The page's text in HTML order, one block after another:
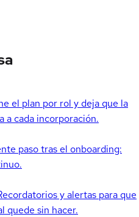
el plan por rol y deja que la
a cada incorporación.
paso tras el onboarding:
y alertas para que
quede sin hacer.